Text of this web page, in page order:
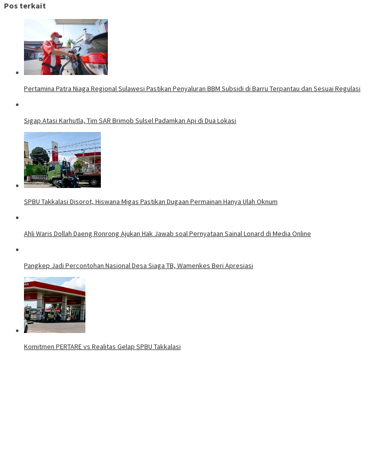
Pos terkait
Pertamina Patra Niaga Regional Sulawesi Pastikan Penyaluran BBM Subsidi di Barru Terpantau dan Sesuai Regulasi
Sigap Atasi Karhutla, Tim SAR Brimob Sulsel Padamkan Api di Dua Lokasi
SPBU Takkalasi Disorot, Hiswana Migas Pastikan Dugaan Permainan Hanya Ulah Oknum
Ahli Waris Dollah Daeng Ronrong Ajukan Hak Jawab soal Pernyataan Sainal Lonard di Media Online
Pangkep Jadi Percontohan Nasional Desa Siaga TB, Wamenkes Beri Apresiasi
Komitmen PERTARE vs Realitas Gelap SPBU Takkalasi